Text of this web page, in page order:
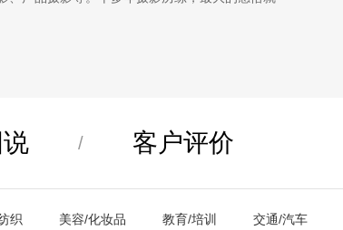
/ 客户评价
织 美容/化妆品 教育/培训 交通/汽车